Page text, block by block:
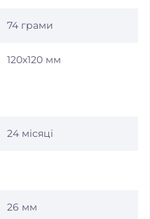
74 грами
120х120 мм
24 місяці
26 мм